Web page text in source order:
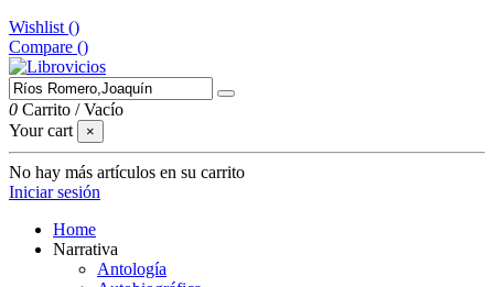
Wishlist ()
Compare ()
0 Carrito /Vacío
Your cart
×
No hay más artículos en su carrito
Iniciar sesión
Home
Narrativa
Antología